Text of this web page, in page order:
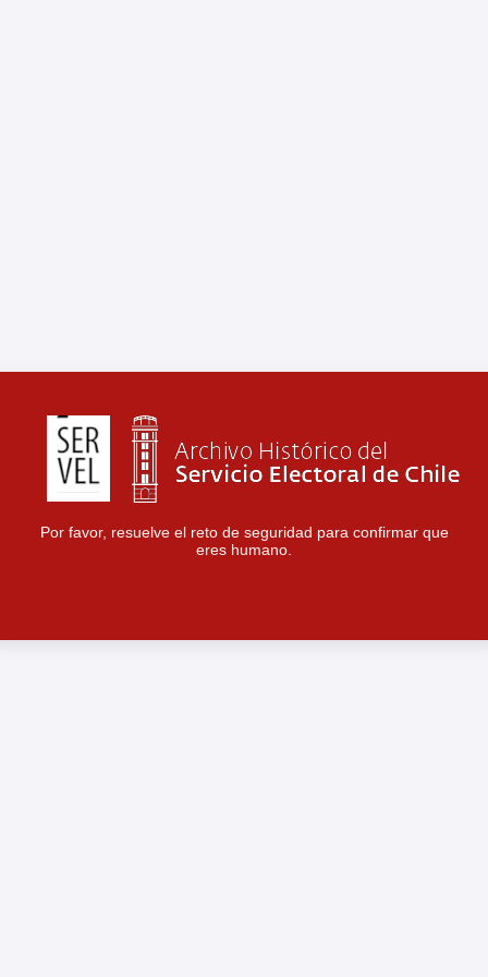
Por favor, resuelve el reto de seguridad para confirmar que
eres humano.